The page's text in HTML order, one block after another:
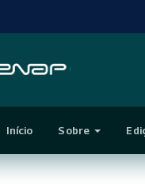
Início Sobre